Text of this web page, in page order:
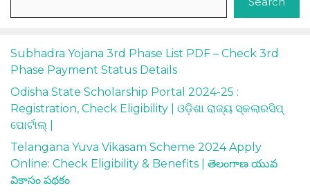
Subhadra Yojana 3rd Phase List PDF – Check 3rd
Phase Payment Status Details
Odisha State Scholarship Portal 2024-25 :
Registration, Check Eligibility | ଓଡ଼ିଶା ରାଜ୍ୟ ସ୍କଲାରସିପ୍
ପୋର୍ଟାଲ୍ |
Telangana Yuva Vikasam Scheme 2024 Apply
Online: Check Eligibility & Benefits | తెలంగాణ యువ
వికాసం పథకం